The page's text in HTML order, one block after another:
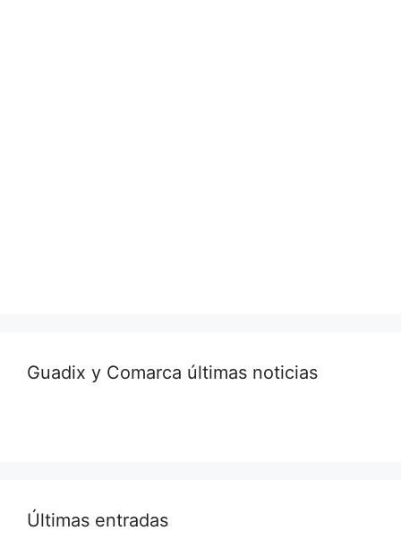
Guadix y Comarca últimas noticias
Últimas entradas